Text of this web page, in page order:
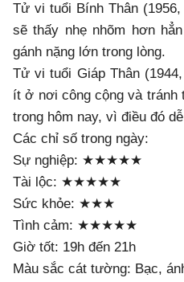
Tử vi tuổi Bính Thân
sẽ thấy nhẹ nhõm hơn
gánh nặng lớn trong lòng.
Tử vi tuổi Giáp Thân
ít ở nơi công cộng và tránh
trong hôm nay, vì điều đó
Các chỉ số trong ngày:
Sự nghiệp: ★★★★★
Tài lộc: ★★★★★
Sức khỏe: ★★★
Tình cảm: ★★★★★
Giờ tốt: 19h đến 21h
Màu sắc cát tường: Bạc,